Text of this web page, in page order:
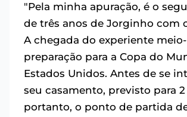
"Pela minha apuração, é o
de três anos de Jorginho com
A chegada do experiente
preparação para a Copa do
Estados Unidos. Antes de se
seu casamento, previsto para
portanto, o ponto de partida